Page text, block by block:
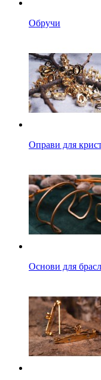
Обручи
Оправи для
Основи для